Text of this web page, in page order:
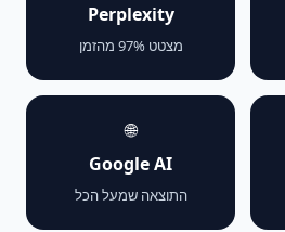
Perplexity
מצטט 97% מהזמן
🌐
Google AI
התוצאה שמעל הכל